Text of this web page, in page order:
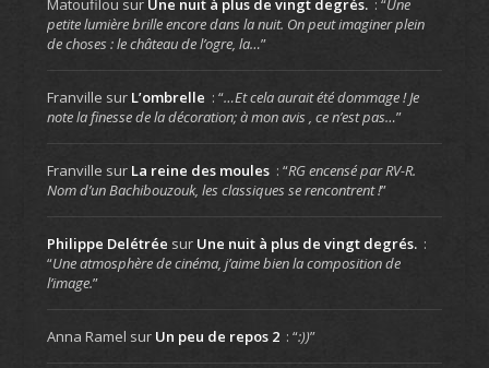
Matoufilou sur Une nuit à plus de vingt degrés. : “Une
petite lumière brille encore dans la nuit. On peut imaginer plein
de choses : le château de l’ogre, la…”
Franville sur L’ombrelle : “…Et cela aurait été dommage ! Je
note la finesse de la décoration; à mon avis , ce n’est pas…”
Franville sur La reine des moules : “RG encensé par RV-R.
Nom d’un Bachibouzouk, les classiques se rencontrent !”
Philippe Delétrée sur Une nuit à plus de vingt degrés. :
“Une atmosphère de cinéma, j’aime bien la composition de
l’image.”
Anna Ramel sur Un peu de repos 2 : “:))”